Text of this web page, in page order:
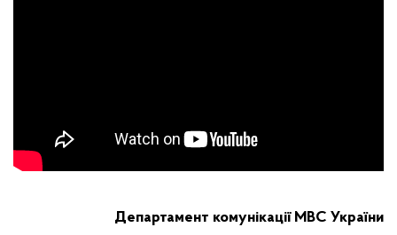
Департамент комунікації МВС України